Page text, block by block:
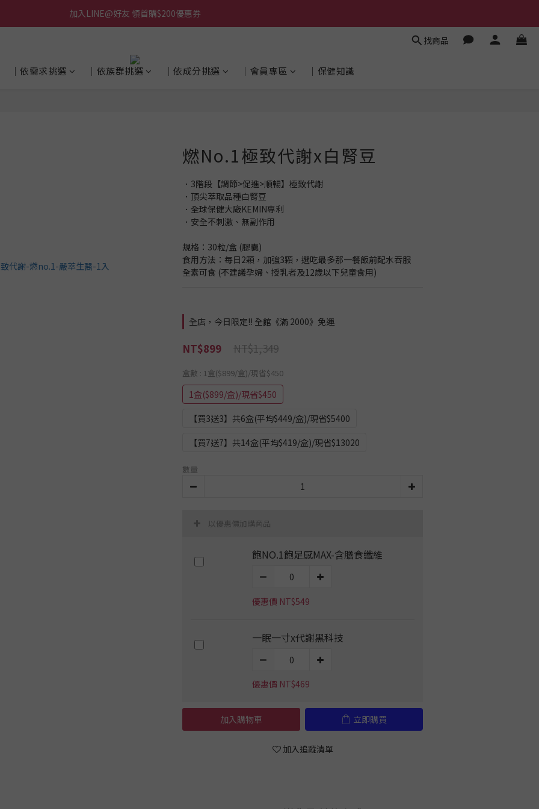
加入LINE@好友 領首購$200優惠券
找商品
│依需求挑選 │依族群挑選 │依成分挑選 │會員專區 │保健知識
燃No.1極致代謝x白腎豆
．3階段【調節>促進>順暢】極致代謝
．頂尖萃取品種白腎豆
．全球保健大廠KEMIN專利
．安全不刺激、無副作用
規格：30粒/盒 (膠囊)
食用方法：每日2顆，加強3顆，選吃最多那一餐飯前配水吞服
全素可食 (不建議孕婦、授乳者及12歲以下兒童食用)
全店，今日限定!! 全館《滿 2000》免運
NT$1,349
NT$899
盒數 : 1盒($899/盒)/現省$450
1盒($899/盒)/現省$450
【買3送3】共6盒(平均$449/盒)/現省$5400
【買7送7】共14盒(平均$419/盒)/現省$13020
數量
以優惠價加購商品
飽NO.1飽足感MAX-含膳食纖維
優惠價 NT$549
一眠一寸x代謝黑科技
優惠價 NT$469
加入購物車 立即購買
加入追蹤清單